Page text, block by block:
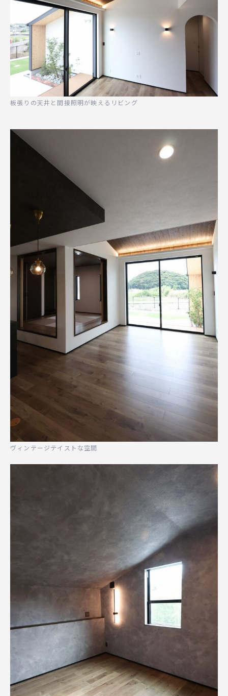
板張りの天井と間接照明が映えるリビング
ヴィンテージテイストな空間